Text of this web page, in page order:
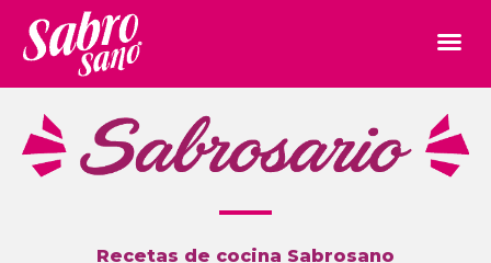
Recetas de cocina Sabrosano